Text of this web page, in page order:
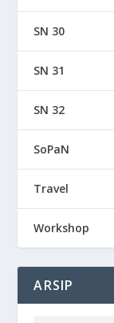
SN 30
SN 31
SN 32
SoPaN
Travel
Workshop
ARSIP